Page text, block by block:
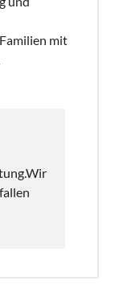
mit